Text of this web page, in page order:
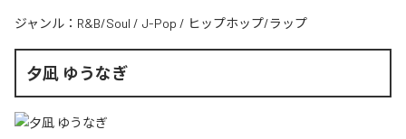
ジャンル： R&B/Soul / J-Pop / ヒップホップ/ラップ
夕凪 ゆうなぎ